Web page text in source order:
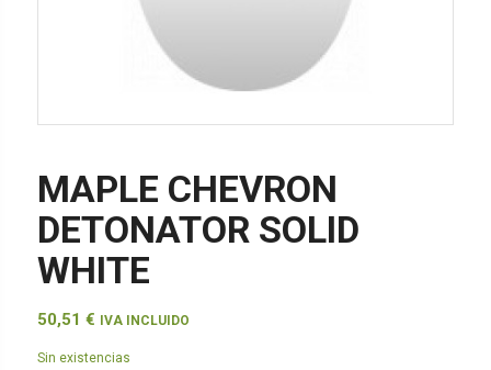
MAPLE CHEVRON
DETONATOR SOLID
WHITE
50,51 € IVA INCLUIDO
Sin existencias